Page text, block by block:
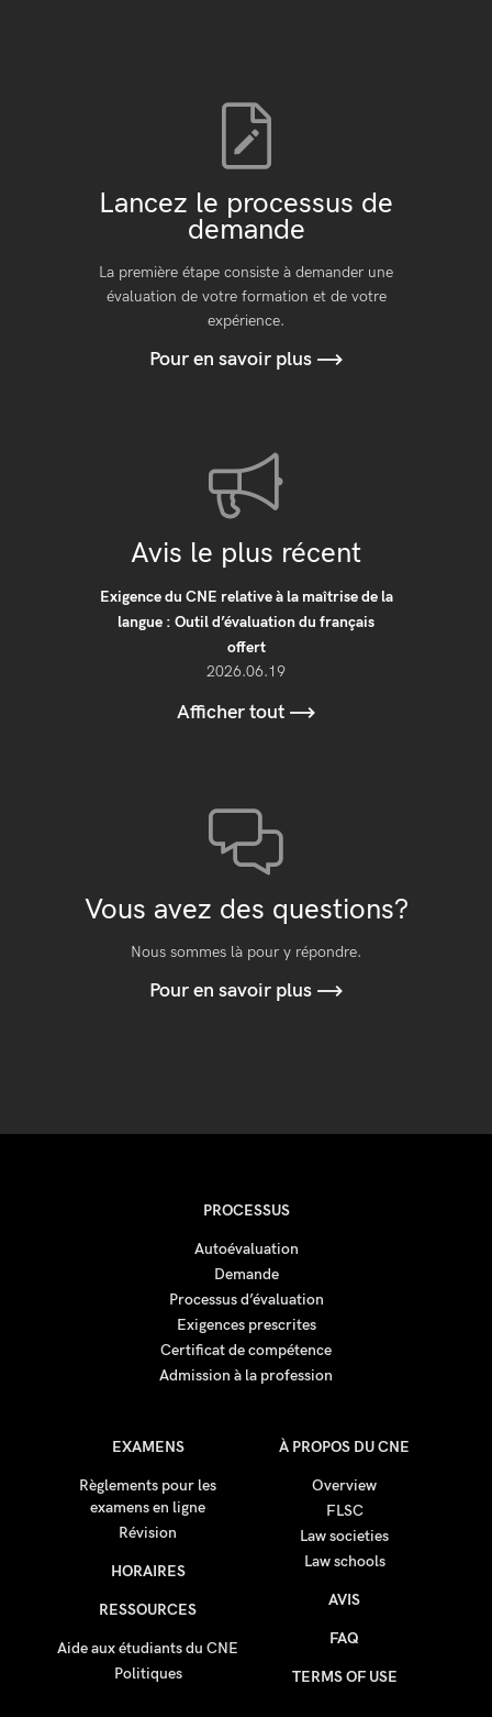
Lancez le processus de
demande
La première étape consiste à demander une
évaluation de votre formation et de votre
expérience.
Pour en savoir plus
Avis le plus récent
Exigence du CNE relative à la maîtrise de la
langue : Outil d’évaluation du français
offert
2026.06.19
Afficher tout
Vous avez des questions?
Nous sommes là pour y répondre.
Pour en savoir plus
PROCESSUS
Autoévaluation
Demande
Processus d’évaluation
Exigences prescrites
Certificat de compétence
Admission à la profession
EXAMENS
Règlements pour les
examens en ligne
Révision
HORAIRES
RESSOURCES
Aide aux étudiants du CNE
Politiques
À PROPOS DU CNE
Overview
FLSC
Law societies
Law schools
AVIS
FAQ
TERMS OF USE